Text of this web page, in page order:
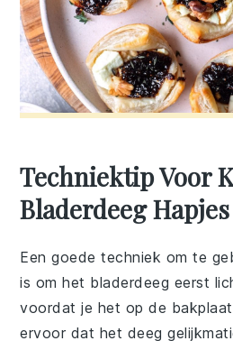
Techniektip Voor
Bladerdeeg Hapjes
Een goede techniek om te
is om het bladerdeeg eerst
voordat je het op de
ervoor dat het deeg